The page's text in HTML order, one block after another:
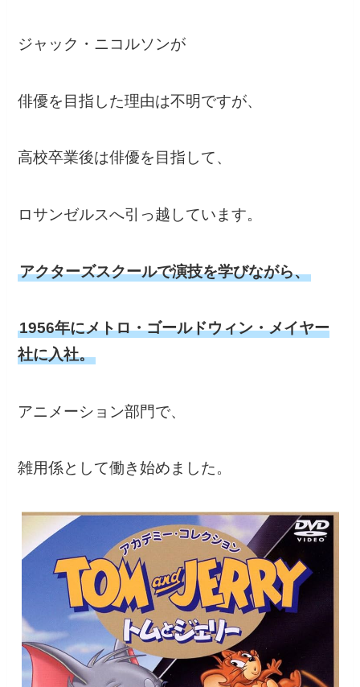
ジャック・ニコルソンが
俳優を目指した理由は不明ですが、
高校卒業後は俳優を目指して、
ロサンゼルスへ引っ越しています。
アクターズスクールで演技を学びながら、
1956年にメトロ・ゴールドウィン・メイヤー
社に入社。
アニメーション部門で、
雑用係として働き始めました。